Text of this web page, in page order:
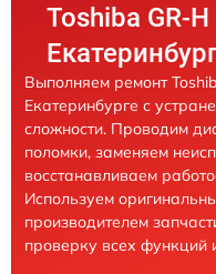
Toshiba GR-
Выполняем ремонт
Екатеринбурге с
сложности. Проводим
поломки, заменяем
восстанавливаем
Используем
производителем
проверку всех функций